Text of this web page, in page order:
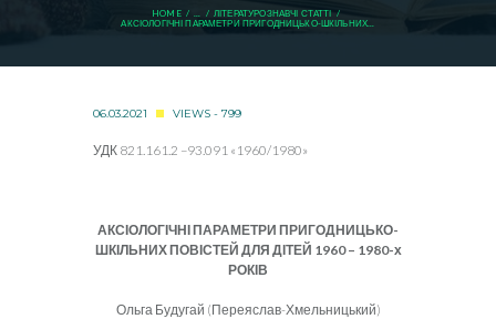
HOME ...
ЛІТЕРАТУРОЗНАВЧІ СТАТТІ
АКСІОЛОГІЧНІ ПАРАМЕТРИ ПРИГОДНИЦЬКО-ШКІЛЬНИХ...
06.03.2021 VIEWS - 799
УДК 821.161.2 –93.091 «1960/1980»
АКСІОЛОГІЧНІ ПАРАМЕТРИ ПРИГОДНИЦЬКО-
ШКІЛЬНИХ ПОВІСТЕЙ ДЛЯ ДІТЕЙ 1960 – 1980-х
РОКІВ
Ольга Будугай (Переяслав-Хмельницький)